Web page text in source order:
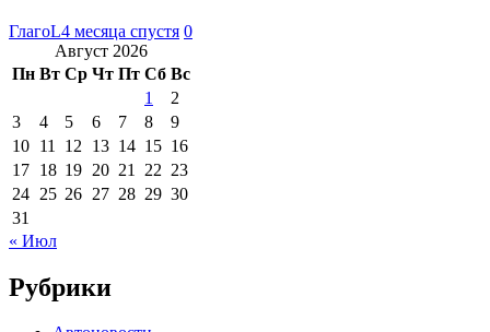
ГлагоL4 месяца спустя 0
Август 2026
Пн Вт Ср Чт Пт Сб Вс
1
2
3
4 5 6 7 8
9
10 11 12 13 14 15 16
17 18 19 20 21 22 23
24 25 26 27 28 29 30
31
« Июл
Рубрики